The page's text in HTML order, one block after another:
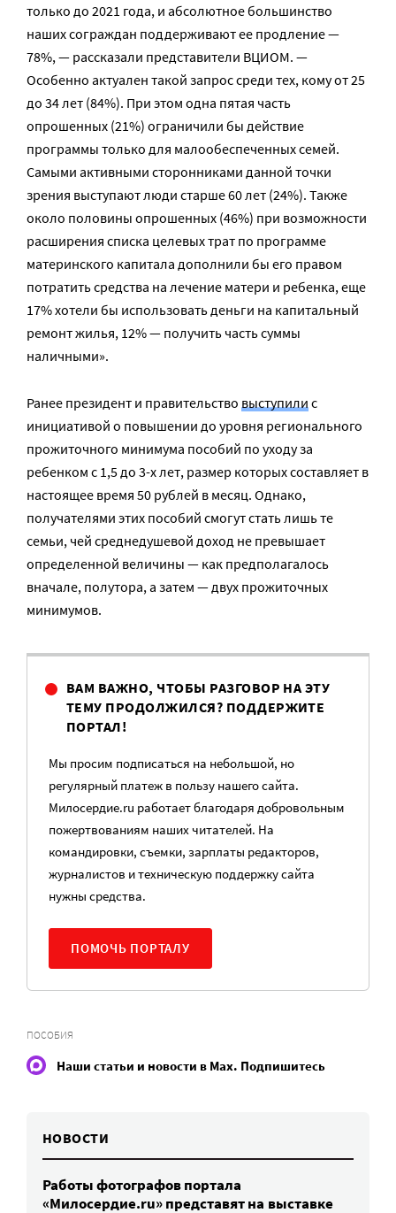
только до 2021 года, и абсолютное большинство
наших сограждан поддерживают ее продление —
78%, — рассказали представители ВЦИОМ. —
Особенно актуален такой запрос среди тех, кому от 25
до 34 лет (84%). При этом одна пятая часть
опрошенных (21%) ограничили бы действие
программы только для малообеспеченных семей.
Самыми активными сторонниками данной точки
зрения выступают люди старше 60 лет (24%). Также
около половины опрошенных (46%) при возможности
расширения списка целевых трат по программе
материнского капитала дополнили бы его правом
потратить средства на лечение матери и ребенка, еще
17% хотели бы использовать деньги на капитальный
ремонт жилья, 12% — получить часть суммы
наличными».
Ранее президент и правительство выступилис
инициативой о повышении до уровня регионального
прожиточного минимума пособий по уходу за
ребенком с 1,5 до 3-х лет, размер которых составляет в
настоящее время 50 рублей в месяц. Однако,
получателями этих пособий смогут стать лишь те
семьи, чей среднедушевой доход не превышает
определенной величины — как предполагалось
вначале, полутора, а затем — двух прожиточных
минимумов.
ВАМ ВАЖНО, ЧТОБЫ РАЗГОВОР НА ЭТУ
ТЕМУ ПРОДОЛЖИЛСЯ? ПОДДЕРЖИТЕ
ПОРТАЛ!
Мы просим подписаться на небольшой, но
регулярный платеж в пользу нашего сайта.
Милосердие.ru работает благодаря добровольным
пожертвованиям наших читателей. На
командировки, съемки, зарплаты редакторов,
журналистов и техническую поддержку сайта
нужны средства.
ПОМОЧЬ ПОРТАЛУ
ПОСОБИЯ
Наши статьи и новости в Max. Подпишитесь
НОВОСТИ
Работы фотографов портала
«Милосердие.ru» представят на выставке